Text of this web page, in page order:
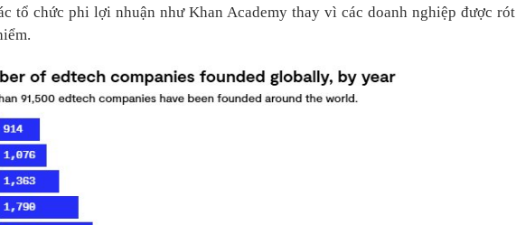
tổ chức phi lợi nhuận như Khan Academy thay vì các doanh nghiệp được rót